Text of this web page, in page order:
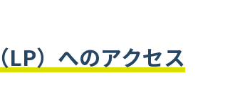
）へのアクセス